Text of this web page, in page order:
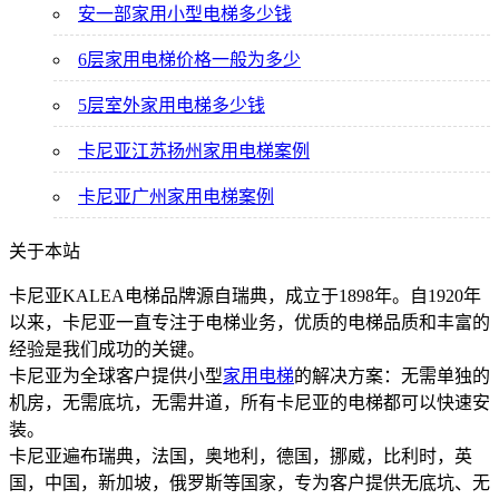
安一部家用小型电梯多少钱
6层家用电梯价格一般为多少
5层室外家用电梯多少钱
卡尼亚江苏扬州家用电梯案例
卡尼亚广州家用电梯案例
关于本站
卡尼亚KALEA电梯品牌源自瑞典，成立于1898年。自1920年
以来，卡尼亚一直专注于电梯业务，优质的电梯品质和丰富的
经验是我们成功的关键。
卡尼亚为全球客户提供小型家用电梯的解决方案：无需单独的
机房，无需底坑，无需井道，所有卡尼亚的电梯都可以快速安
装。
卡尼亚遍布瑞典，法国，奥地利，德国，挪威，比利时，英
国，中国，新加坡，俄罗斯等国家，专为客户提供无底坑、无